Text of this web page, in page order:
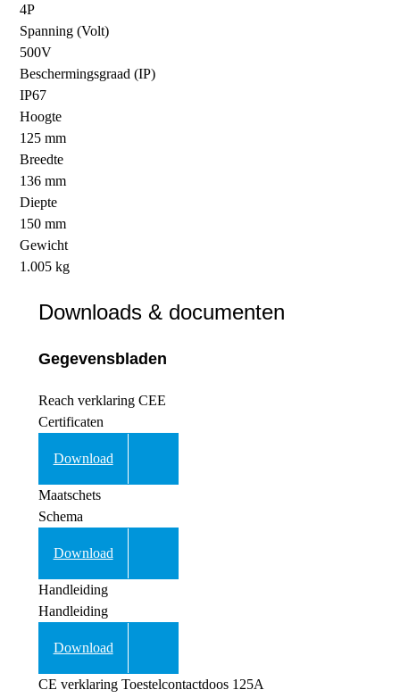
4P
Spanning (Volt)
500V
Beschermingsgraad (IP)
IP67
Hoogte
125 mm
Breedte
136 mm
Diepte
150 mm
Gewicht
1.005 kg
Downloads & documenten
Gegevensbladen
Reach verklaring CEE
Certificaten
Download
Maatschets
Schema
Download
Handleiding
Handleiding
Download
CE verklaring Toestelcontactdoos 125A